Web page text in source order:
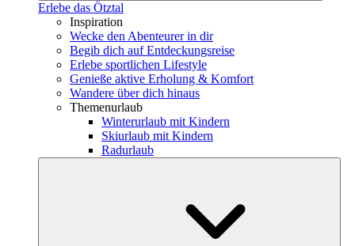
Erlebe das Ötztal
Inspiration
Wecke den Abenteurer in dir
Begib dich auf Entdeckungsreise
Erlebe sportlichen Lifestyle
Genieße aktive Erholung & Komfort
Wandere über dich hinaus
Themenurlaub
Winterurlaub mit Kindern
Skiurlaub mit Kindern
Radurlaub